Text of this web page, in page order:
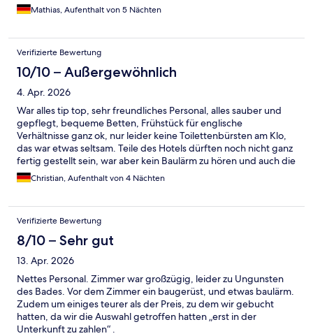
Mathias, Aufenthalt von 5 Nächten
Verifizierte Bewertung
10/10 – Außergewöhnlich
4. Apr. 2026
War alles tip top, sehr freundliches Personal, alles sauber und
gepflegt, bequeme Betten, Frühstück für englische
Verhältnisse ganz ok, nur leider keine Toilettenbürsten am Klo,
das war etwas seltsam. Teile des Hotels dürften noch nicht ganz
fertig gestellt sein, war aber kein Baulärm zu hören und auch die
Nähe zum Camden Market war richtig toll und trotz dem Trubel
dort keine Lärmbelästigung von diesem.
Christian, Aufenthalt von 4 Nächten
Verifizierte Bewertung
8/10 – Sehr gut
13. Apr. 2026
Nettes Personal. Zimmer war großzügig, leider zu Ungunsten
des Bades. Vor dem Zimmer ein baugerüst, und etwas baulärm.
Zudem um einiges teurer als der Preis, zu dem wir gebucht
hatten, da wir die Auswahl getroffen hatten „erst in der
Unterkunft zu zahlen“ .